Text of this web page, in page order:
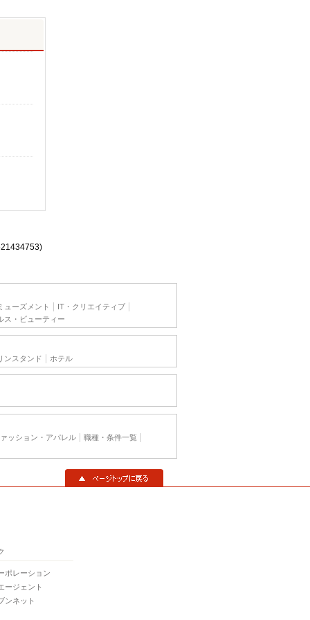
ューズメント
IT・クリエイティブ
ス・ビューティー
ンスタンド ホテル
ッション・アパレル 職種・条件一覧
ポレーション
ジェント
ンネット